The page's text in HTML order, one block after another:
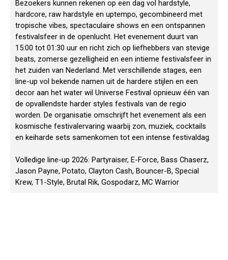
Bezoekers kunnen rekenen op een dag vol hardstyle,
hardcore, raw hardstyle en uptempo, gecombineerd met
tropische vibes, spectaculaire shows en een ontspannen
festivalsfeer in de openlucht. Het evenement duurt van
15:00 tot 01:30 uur en richt zich op liefhebbers van stevige
beats, zomerse gezelligheid en een intieme festivalsfeer in
het zuiden van Nederland. Met verschillende stages, een
line-up vol bekende namen uit de hardere stijlen en een
decor aan het water wil Universe Festival opnieuw één van
de opvallendste harder styles festivals van de regio
worden. De organisatie omschrijft het evenement als een
kosmische festivalervaring waarbij zon, muziek, cocktails
en keiharde sets samenkomen tot een intense festivaldag.
Volledige line-up 2026: Partyraiser, E-Force, Bass Chaserz,
Jason Payne, Potato, Clayton Cash, Bouncer-B, Special
Krew, T1-Style, Brutal Rik, Gospodarz, MC Warrior